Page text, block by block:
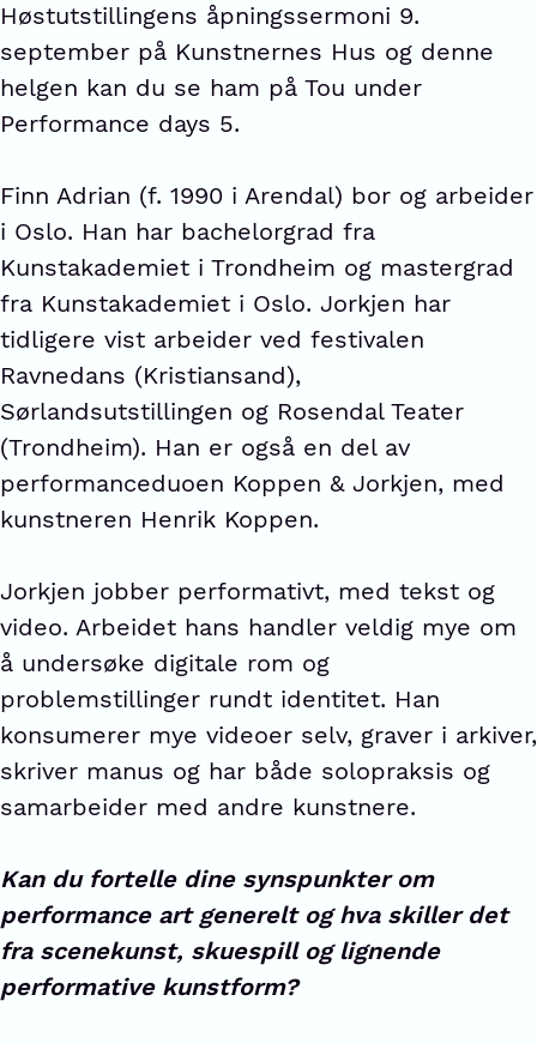
Høstutstillingens åpningssermoni 9.
september på Kunstnernes Hus og denne
helgen kan du se ham på Tou under
Performance days 5.
Finn Adrian (f. 1990 i Arendal) bor og arbeider
i Oslo. Han har bachelorgrad fra
Kunstakademiet i Trondheim og mastergrad
fra Kunstakademiet i Oslo. Jorkjen har
tidligere vist arbeider ved festivalen
Ravnedans (Kristiansand),
Sørlandsutstillingen og Rosendal Teater
(Trondheim). Han er også en del av
performanceduoen Koppen & Jorkjen, med
kunstneren Henrik Koppen.
Jorkjen jobber performativt, med tekst og
video. Arbeidet hans handler veldig mye om
å undersøke digitale rom og
problemstillinger rundt identitet. Han
konsumerer mye videoer selv, graver i arkiver,
skriver manus og har både solopraksis og
samarbeider med andre kunstnere.
Kan du fortelle dine synspunkter om
performance art generelt og hva skiller det
fra scenekunst, skuespill og lignende
performative kunstform?